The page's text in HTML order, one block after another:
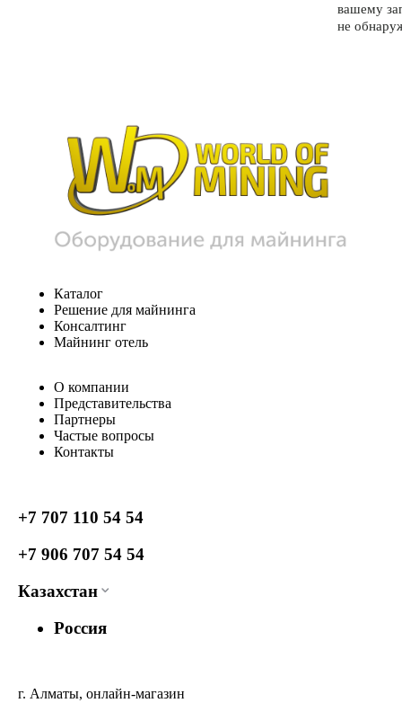
вашему
не
Каталог
Решение для майнинга
Консалтинг
Майнинг отель
О компании
Представительства
Партнеры
Частые вопросы
Контакты
+7 707 110 54 54
+7 906 707 54 54
Казахстан
Россия
г. Алматы, онлайн-магазин